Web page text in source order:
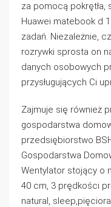
za pomocą pokrętła,
Huawei matebook d
zadań. Niezależnie,
rozrywki sprosta on
danych osobowych
przysługujących Ci
Zajmuje się również
gospodarstwa
przedsiębiorstwo
Gospodarstwa
Wentylator stojący o
40 cm, 3 prędkości
natural,